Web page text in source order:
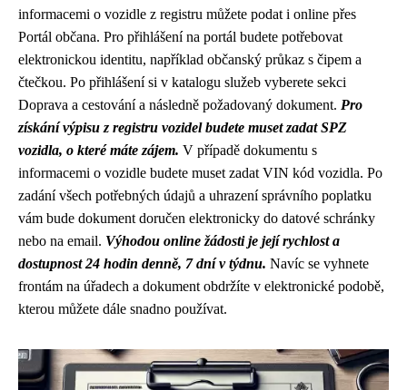
informacemi o vozidle z registru můžete podat i online přes
Portál občana. Pro přihlášení na portál budete potřebovat
elektronickou identitu, například občanský průkaz s čipem a
čtečkou. Po přihlášení si v katalogu služeb vyberete sekci
Doprava a cestování a následně požadovaný dokument. Pro
získání výpisu z registru vozidel budete muset zadat SPZ
vozidla, o které máte zájem. V případě dokumentu s
informacemi o vozidle budete muset zadat VIN kód vozidla. Po
zadání všech potřebných údajů a uhrazení správního poplatku
vám bude dokument doručen elektronicky do datové schránky
nebo na email. Výhodou online žádosti je její rychlost a
dostupnost 24 hodin denně, 7 dní v týdnu. Navíc se vyhnete
frontám na úřadech a dokument obdržíte v elektronické podobě,
kterou můžete dále snadno používat.